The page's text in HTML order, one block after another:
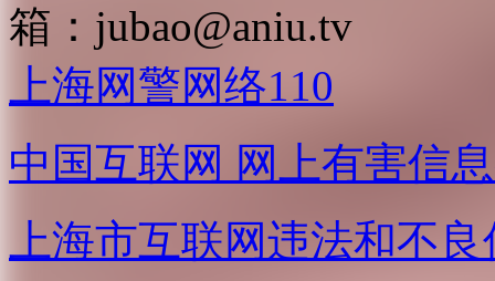
箱： jubao@aniu.tv
上海网警网络110
中国互联网 网上有害信
上海市互联网违法和不